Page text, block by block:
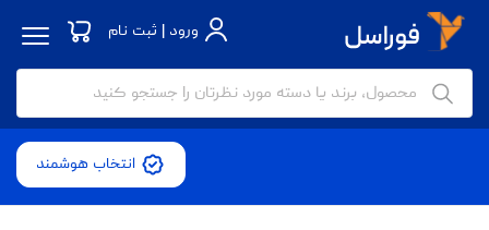
ورود | ثبت نام
انتخاب هوشمند